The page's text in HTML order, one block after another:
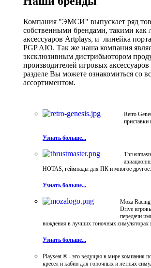
Компания "ЭМСИ" выпускает ряд
собственными брендами, такими как
аксессуаров Artplays, и линейка
PGP AIO. Так же наша компания
эксклюзивным дистрибьютором
производителей игровых
разделе Вы можете ознакомиться со
ассортиментом.
Retro
Узнать больше...
HOTAS, геймпады для ПК и многое другое.
Узнать больше...
Moza
Drive
передачи
вождения в лучших гоночных симуляторах
Узнать больше...
Playseat ® - это ведущая в мире компания
кресел и кабин для гоночных и летных